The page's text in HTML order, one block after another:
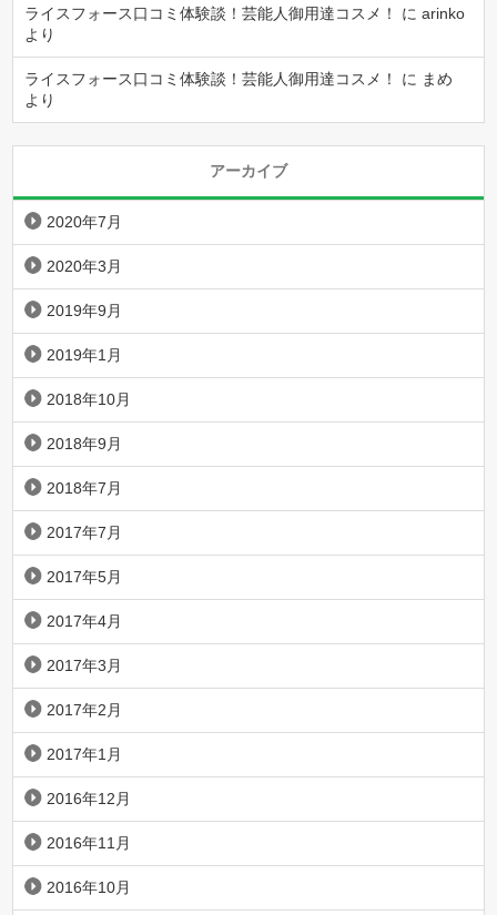
ライスフォース口コミ体験談！芸能人御用達コスメ！ にarinko
より
ライスフォース口コミ体験談！芸能人御用達コスメ！ に まめ
より
アーカイブ
2020年7月
2020年3月
2019年9月
2019年1月
2018年10月
2018年9月
2018年7月
2017年7月
2017年5月
2017年4月
2017年3月
2017年2月
2017年1月
2016年12月
2016年11月
2016年10月